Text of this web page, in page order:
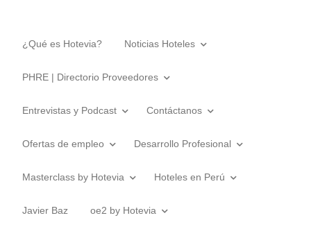
¿Qué es Hotevia? Noticias Hoteles
PHRE | Directorio Proveedores
Entrevistas y Podcast Contáctanos
Ofertas de empleo Desarrollo Profesional
Masterclass by Hotevia Hoteles en Perú
Javier Baz oe2 by Hotevia